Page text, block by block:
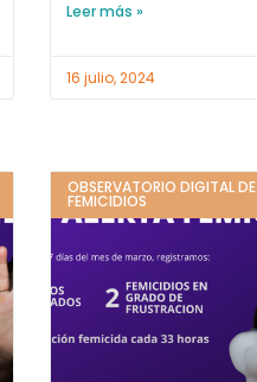
Leer más »
16 julio, 2024
OBSERVATORIO DIGITAL DE
FEMICIDIOS